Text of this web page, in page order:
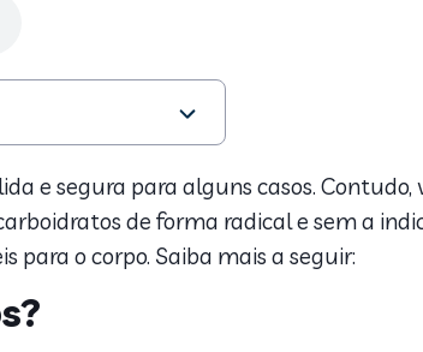
e segura para alguns casos. Contudo,
de forma radical e sem a
para o corpo. Saiba mais a seguir: